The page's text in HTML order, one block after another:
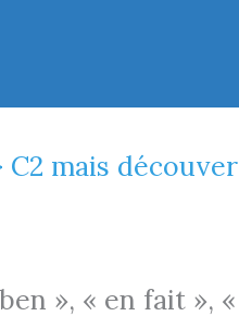
C2 mais
», « en fait »,